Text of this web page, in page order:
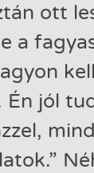
ott
a
Én jól